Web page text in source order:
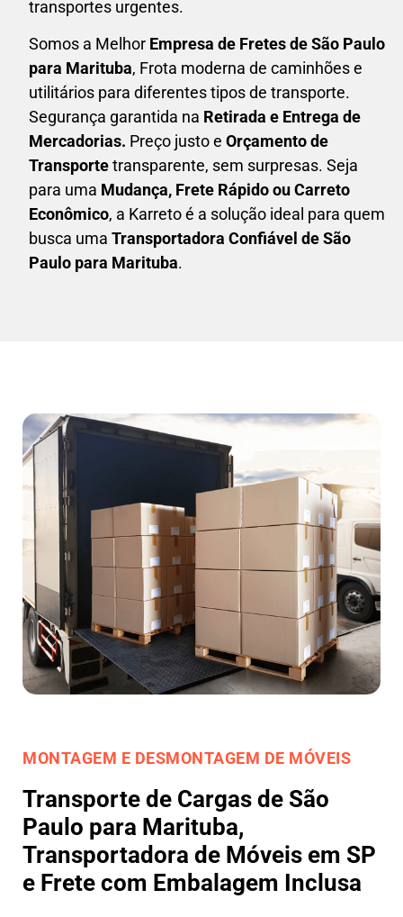
transportes urgentes.
Somos a Melhor Empresa de Fretesde São Paulo
para Marituba, Frota moderna de caminhões e
utilitários para diferentes tipos de transporte.
Segurança garantida na Retirada e Entrega de
Mercadorias. Preço justo e Orçamento de
Transportetransparente, sem surpresas. Seja
para uma Mudança, Frete Rápido ou Carreto
Econômico, a Karretoé a solução ideal para quem
busca uma Transportadora Confiável de São
Paulo para Marituba.
MONTAGEM E DESMONTAGEM DE MÓVEIS
Transporte de Cargas de São
Paulo para Marituba,
Transportadora de Móveis em SP
e Frete com Embalagem Inclusa